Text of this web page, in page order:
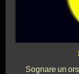
Sognare un